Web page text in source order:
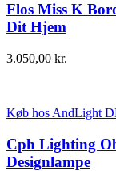
Flos Miss K
Dit Hjem
3.050,00 kr.
Køb hos AndLight
Cph Lighting
Designlampe